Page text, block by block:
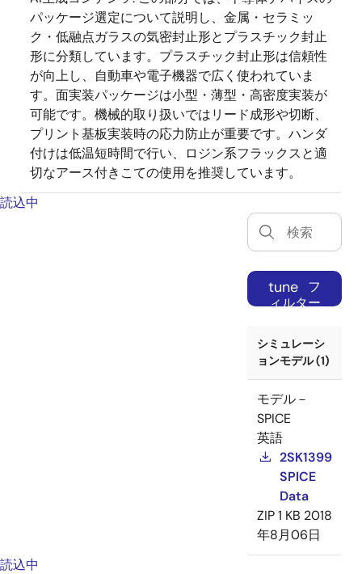
パッケージ選定について説明し、金属・セラミッ
ク・低融点ガラスの気密封止形とプラスチック封止
形に分類しています。プラスチック封止形は信頼性
が向上し、自動車や電子機器で広く使われていま
す。面実装パッケージは小型・薄型・高密度実装が
可能です。機械的取り扱いではリード成形や切断、
プリント基板実装時の応力防止が重要です。ハンダ
付けは低温短時間で行い、ロジン系フラックスと適
切なアース付きこての使用を推奨しています。
読込中
tune
フ
ィルター
シミュレーシ
ョンモデル (1)
モデル－
SPICE
英語
2SK1399
SPICE
Data
ZIP1 KB 2018
年8月06日
読込中